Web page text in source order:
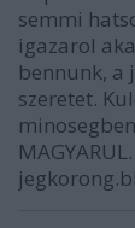
semmi
igazarol
bennunk, a
szeretet.